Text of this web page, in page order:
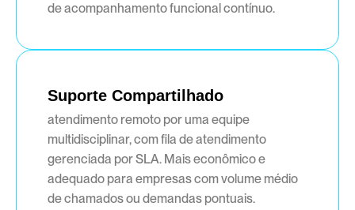
de acompanhamento funcional contínuo.
Suporte Compartilhado
atendimento remoto por uma equipe
multidisciplinar, com fila de atendimento
gerenciada por SLA. Mais econômico e
adequado para empresas com volume médio
de chamados ou demandas pontuais.